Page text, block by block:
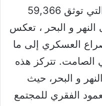
وراءها. إن الأرقام الصادمة التي توثق 59,366
و البحر ، تعكس
العسكري إلى ما
الصامت. تتركز هذه
و البحر، حيث
الفقري للمجتمع